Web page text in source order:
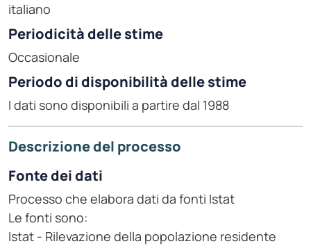
italiano
Periodicità delle stime
Occasionale
Periodo di disponibilità delle stime
I dati sono disponibili a partire dal 1988
Descrizione del processo
Fonte dei dati
Processo che elabora dati da fonti Istat
Le fonti sono:
Istat - Rilevazione della popolazione residente